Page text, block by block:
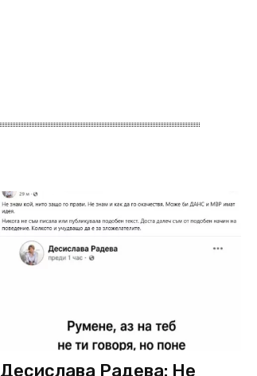
Десислава Радева: Не